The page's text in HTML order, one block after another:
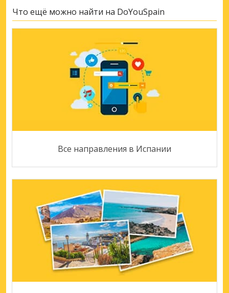
Что ещё можно найти на DoYouSpain
Все направления в Испании